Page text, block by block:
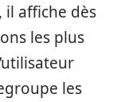
il affiche dès
les plus
les